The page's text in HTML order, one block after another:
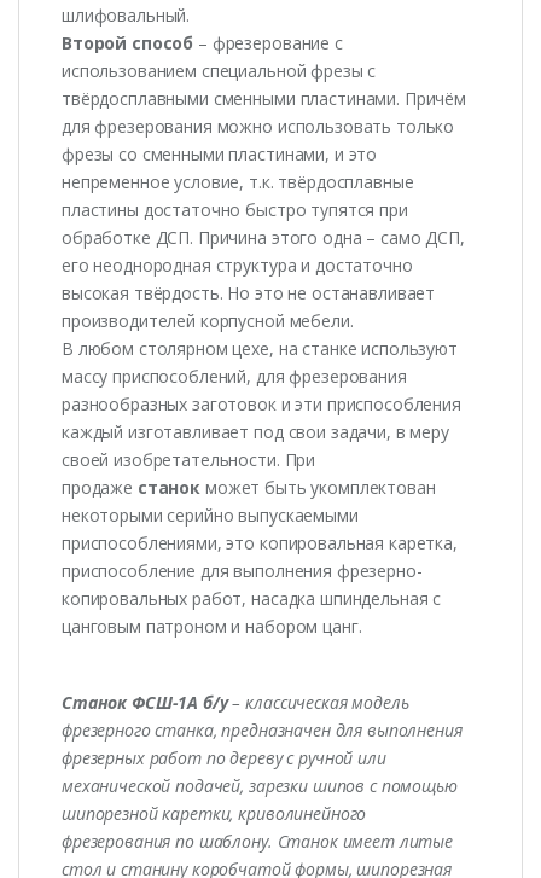
шлифовальный.
Второй способ – фрезерование с
использованием специальной фрезы с
твёрдосплавными сменными пластинами. Причём
для фрезерования можно использовать только
фрезы со сменными пластинами, и это
непременное условие, т.к. твёрдосплавные
пластины достаточно быстро тупятся при
обработке ДСП. Причина этого одна – само ДСП,
его неоднородная структура и достаточно
высокая твёрдость. Но это не останавливает
производителей корпусной мебели.
В любом столярном цехе, на станке используют
массу приспособлений, для фрезерования
разнообразных заготовок и эти приспособления
каждый изготавливает под свои задачи, в меру
своей изобретательности. При
продаже станок может быть укомплектован
некоторыми серийно выпускаемыми
приспособлениями, это копировальная каретка,
приспособление для выполнения фрезерно-
копировальных работ, насадка шпиндельная с
цанговым патроном и набором цанг.
Станок ФСШ-1А б/у– классическая модель
фрезерного станка, предназначен для выполнения
фрезерных работ по дереву с ручной или
механической подачей, зарезки шипов с помощью
шипорезной каретки, криволинейного
фрезерования по шаблону. Станок имеет литые
стол и станину коробчатой формы, шипорезная